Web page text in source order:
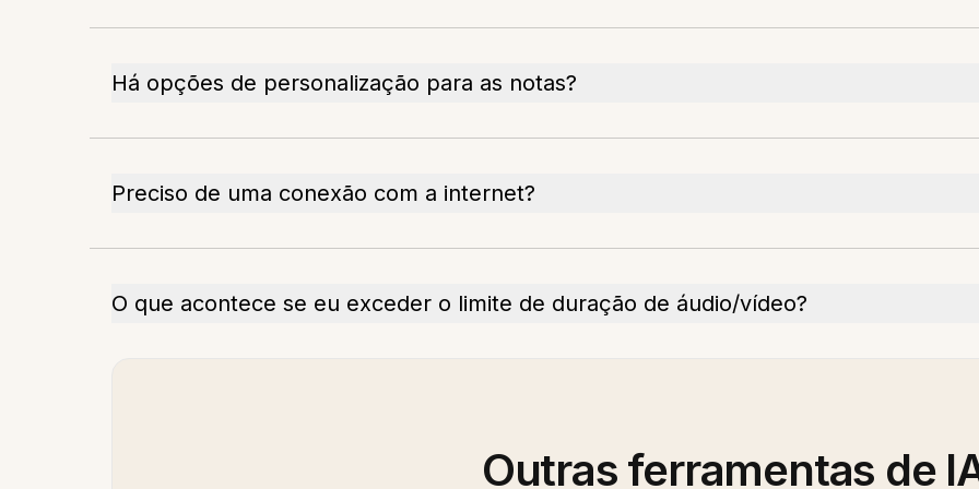
Há opções de personalização para as notas?
Preciso de uma conexão com a internet?
O que acontece se eu exceder o limite de duração de áudio/vídeo?
Outras ferramentas de